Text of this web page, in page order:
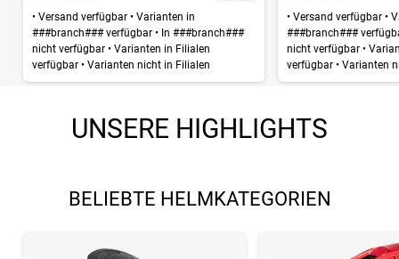
• Versand verfügbar • Varianten in
###branch### verfügbar • In ###branch###
nicht verfügbar • Varianten in Filialen
verfügbar • Varianten nicht in Filialen
•Versand verfügbar •
###branch###
nicht verfügbar •
verfügbar •Varianten
UNSERE HIGHLIGHTS
BELIEBTE HELMKATEGORIEN